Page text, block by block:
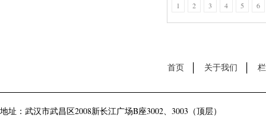
1 2 3 4 5 6
首页 关于我们
地址：武汉市武昌区2008新长江广场B座3002、3003（顶层）